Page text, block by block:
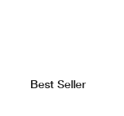
Best Seller